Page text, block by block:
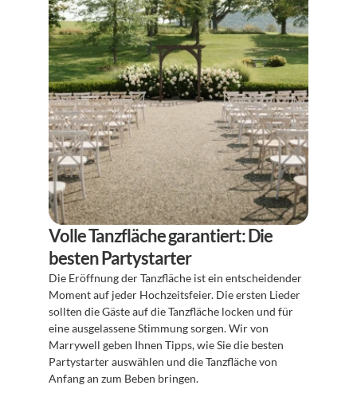
Volle Tanzfläche garantiert: Die
besten Partystarter
Die Eröffnung der Tanzfläche ist ein entscheidender
Moment auf jeder Hochzeitsfeier. Die ersten Lieder
sollten die Gäste auf die Tanzfläche locken und für
eine ausgelassene Stimmung sorgen. Wir von
Marrywell geben Ihnen Tipps, wie Sie die besten
Partystarter auswählen und die Tanzfläche von
Anfang an zum Beben bringen.